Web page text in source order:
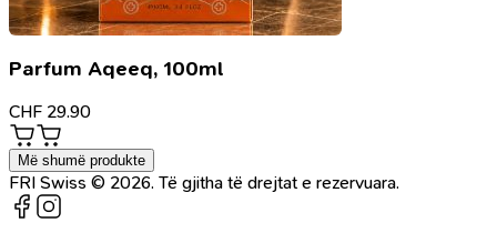
Parfum Aqeeq, 100ml
CHF 29.90
Më shumë produkte
FRI Swiss © 2026. Të gjitha të drejtat e rezervuara.